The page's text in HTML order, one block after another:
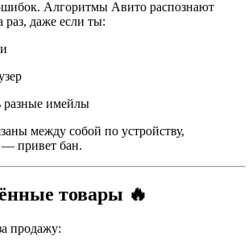
Алгоритмы Авито распознают
раз, даже если ты:
разные имейлы
между собой по устройству,
привет бан.
товары 🔥
продажу: